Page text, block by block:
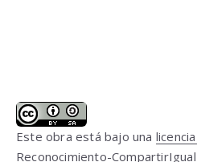
Este obra está bajo una
Reconocimiento-